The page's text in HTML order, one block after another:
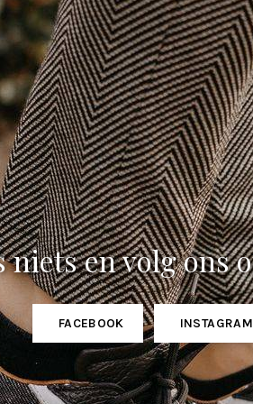
niets en volg ons
FACEBOOK INSTAGRAM